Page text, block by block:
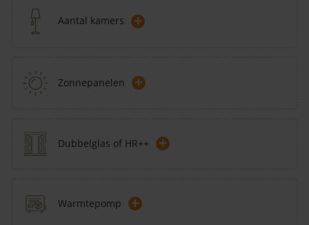
Aantal kamers +
Zonnepanelen +
Dubbelglas of HR++ +
Warmtepomp +